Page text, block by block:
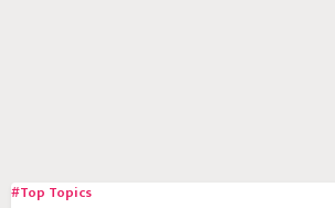
#Top Topics